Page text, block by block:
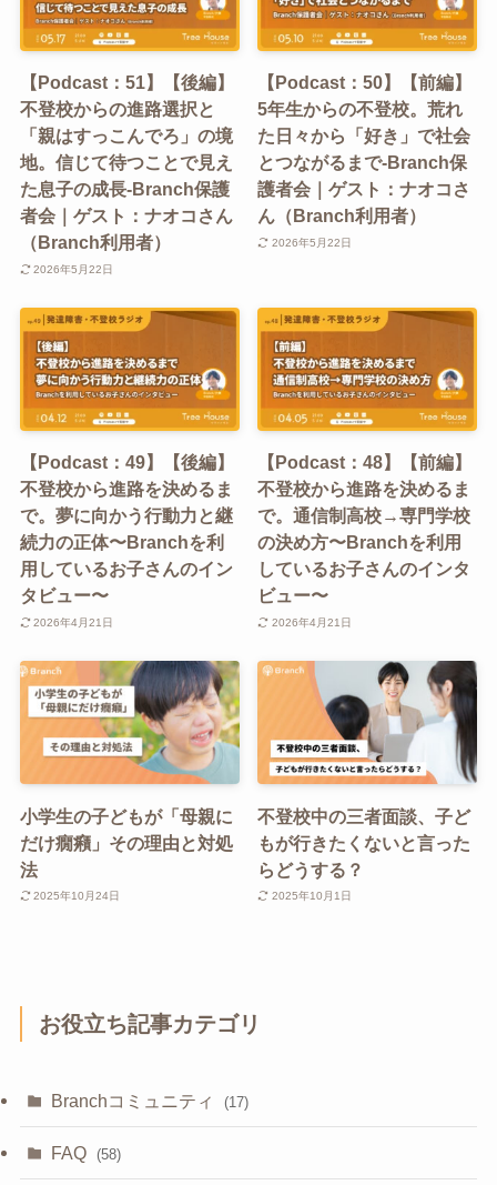
【Podcast：51】【後編】
不登校からの進路選択と
「親はすっこんでろ」の境
地。信じて待つことで見え
た息子の成長-Branch保護
者会｜ゲスト：ナオコさん
（Branch利用者）
2026年5月22日
【Podcast：50】【前編】
5年生からの不登校。荒れ
た日々から「好き」で社会
とつながるまで-Branch保
護者会｜ゲスト：ナオコさ
ん（Branch利用者）
2026年5月22日
【Podcast：49】【後編】
不登校から進路を決めるま
で。夢に向かう行動力と継
続力の正体〜Branchを利
用しているお子さんのイン
タビュー〜
2026年4月21日
【Podcast：48】【前編】
不登校から進路を決めるま
で。通信制高校→専門学校
の決め方〜Branchを利用
しているお子さんのインタ
ビュー〜
2026年4月21日
小学生の子どもが「母親に
だけ癇癪」その理由と対処
法
2025年10月24日
不登校中の三者面談、子ど
もが行きたくないと言った
らどうする？
2025年10月1日
お役立ち記事カテゴリ
Branchコミュニティ (17)
FAQ (58)